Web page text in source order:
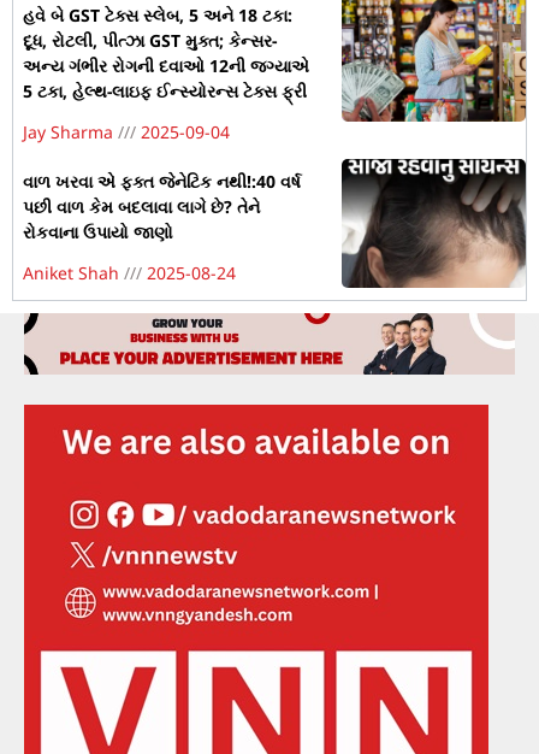
હવે બે GST ટેક્સ સ્લેબ, 5 અને 18 ટકા:
દૂધ, રોટલી, પીત્ઝા GST મુક્ત; કેન્સર-
અન્ય ગંભીર રોગની દવાઓ 12ની જગ્યાએ
5 ટકા, હેલ્થ-લાઇફ ઈન્સ્યોરન્સ ટેક્સ ફ્રી
Jay Sharma
2025-09-04
વાળ ખરવા એ ફક્ત જેનેટિક નથી!:40 વર્ષ
પછી વાળ કેમ બદલાવા લાગે છે? તેને
રોકવાના ઉપાયો જાણો
Aniket Shah
2025-08-24